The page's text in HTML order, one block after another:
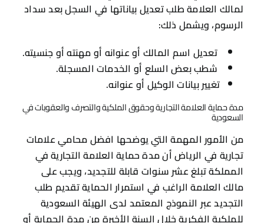
لمالك العلامة طلب تعديل بياناتها في السجل بعد سداد
الرسوم، ويشمل ذلك:
تعديل اسم المالك أو عنوانه أو مهنته أو جنسيته.
شطب بعض السلع أو الخدمات المسجلة.
تغيير بيانات الوكيل أو عنوانه.
مدة حماية العلامة التجارية وحقوق الملكية والتصرف والعقوبات في
السعودية
من الأمور المهمة التي يوضحها افضل محامي علامات
تجارية في الرياض أن مدة حماية العلامة التجارية في
المملكة تبلغ عشر سنوات قابلة للتجديد، ويجب على
مالك العلامة الراغب في استمرار الحماية تقديم طلب
التجديد عبر النموذج المعتمد لدى الهيئة السعودية
للملكية الفكرية خلال السنة الأخيرة من مدة الحماية أو